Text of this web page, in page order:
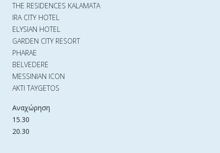
THE RESIDENCES KALAMATA
IRA CITY HOTEL
ELYSIAN HOTEL
GARDEN CITY RESORT
PHARAE
BELVEDERE
MESSINIAN ICON
AKTI TAYGETOS
Αναχώρηση
15.30
20.30